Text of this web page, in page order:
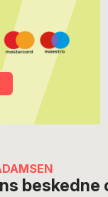
beskedne